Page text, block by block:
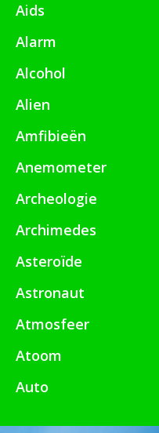
Aids
Alarm
Alcohol
Alien
Amfibieën
Anemometer
Archeologie
Archimedes
Asteroïde
Astronaut
Atmosfeer
Atoom
Auto